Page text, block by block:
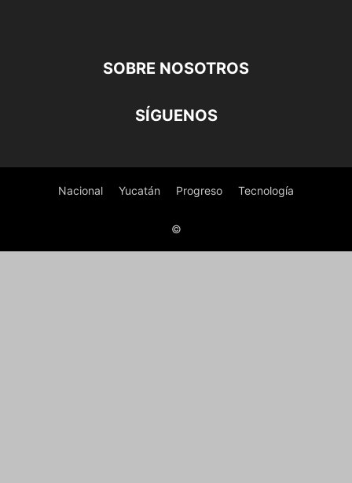
SOBRE NOSOTROS
SÍGUENOS
Nacional Yucatán Progreso Tecnología
©